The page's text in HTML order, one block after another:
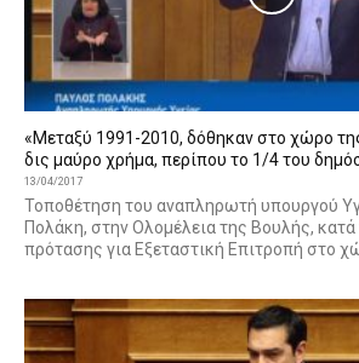
«Μεταξύ 1991-2010, δόθηκαν στο χώρο
δις μαύρο χρήμα, περίπου το 1/4 του
13/04/2017
Τοποθέτηση του αναπληρωτή υπουργού
Πολάκη, στην Ολομέλεια της Βουλής,
πρότασης για Εξεταστική Επιτροπή στο